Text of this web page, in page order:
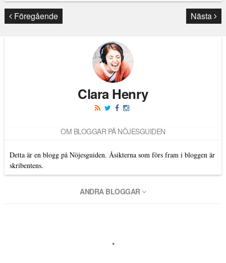
Läs kommentarer (4)
Föregående Nästa
Clara Henry
OM BLOGGAR PÅ NÖJESGUIDEN
Detta är en blogg på Nöjesguiden. Åsikterna som förs fram i bloggen är
skribentens.
ANDRA BLOGGAR